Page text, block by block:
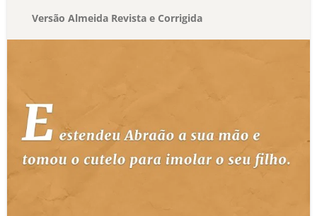
Versão Almeida Revista e Corrigida